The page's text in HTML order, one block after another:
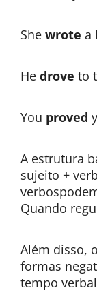
She wrote a
He drove to
You proved
A estrutura
sujeito +
Quando
Além disso,
formas
tempo verbal